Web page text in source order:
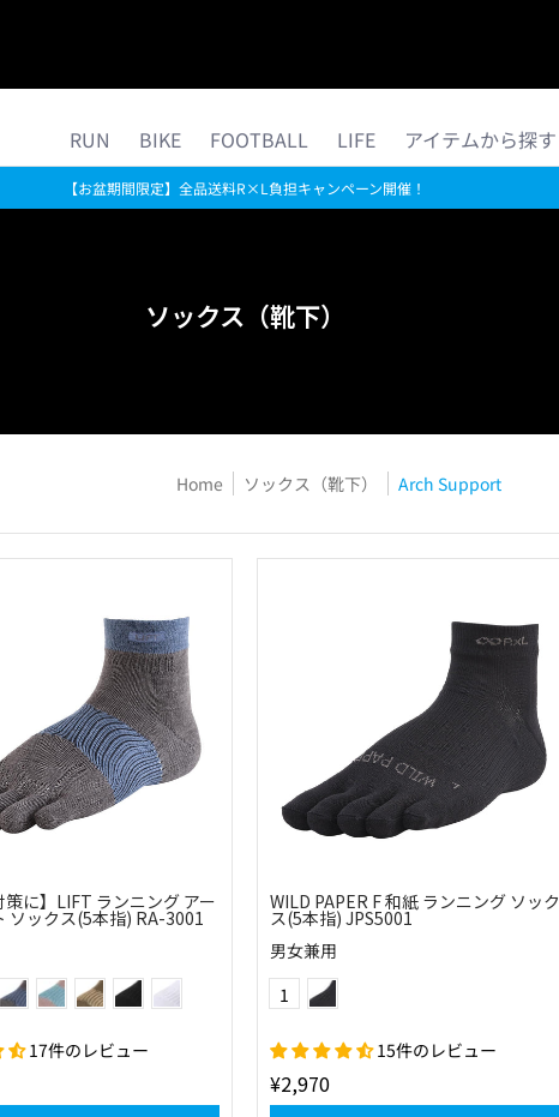
RUN BIKE FOOTBALL LIFE アイテムから探す
【お盆期間限定】全品送料R×L負担キャンペーン開催！
ソックス（靴下）
Home ソックス（靴下） Arch Support
策に】LIFT ランニング アー
ソックス(5本指) RA-3001
17件のレビュー
WILD PAPER F 和紙 ランニング ソック
ス(5本指) JPS5001
男女兼用
Color
1
15件のレビュー
¥2,970